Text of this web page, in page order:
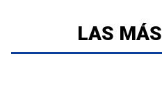
LAS